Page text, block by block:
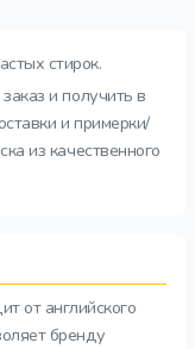
стирок.
и получить в
и примерки/
из качественного
от английского
бренду